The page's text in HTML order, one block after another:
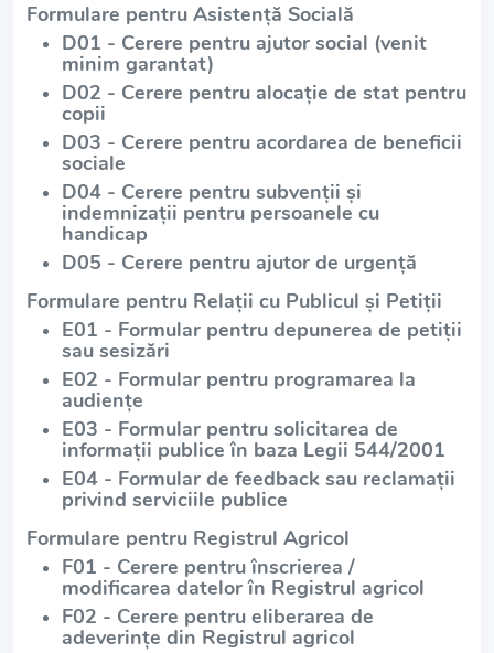
Formulare pentru Asistență Socială
D01 - Cerere pentru ajutor social (venit
minim garantat)
D02 - Cerere pentru alocație de stat pentru
copii
D03 - Cerere pentru acordarea de beneficii
sociale
D04 - Cerere pentru subvenții și
indemnizații pentru persoanele cu
handicap
D05 - Cerere pentru ajutor de urgență
Formulare pentru Relații cu Publicul și Petiții
E01 - Formular pentru depunerea de petiții
sau sesizări
E02 - Formular pentru programarea la
audiențe
E03 - Formular pentru solicitarea de
informații publice în baza Legii 544/2001
E04 - Formular de feedback sau reclamații
privind serviciile publice
Formulare pentru Registrul Agricol
F01 - Cerere pentru înscrierea /
modificarea datelor în Registrul agricol
F02 - Cerere pentru eliberarea de
adeverințe din Registrul agricol